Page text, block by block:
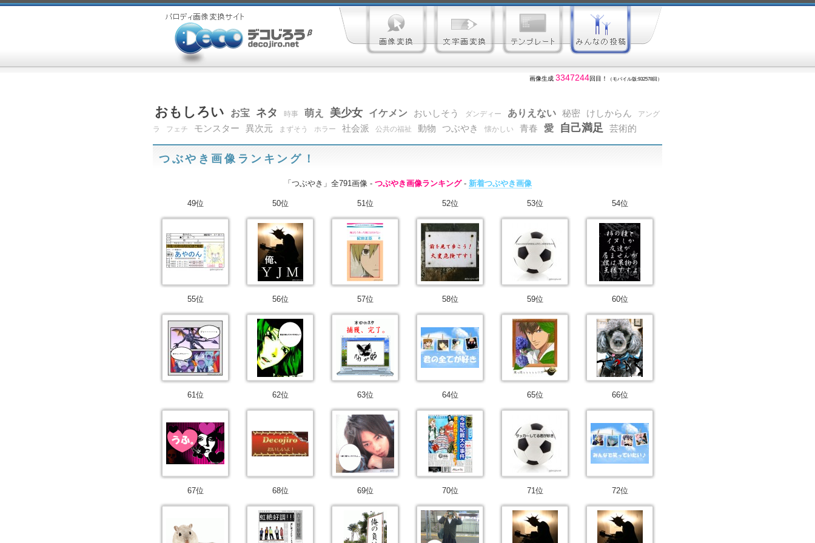
画像生成 3347244回目！ （モバイル版:932578回）
おもしろい お宝 ネタ 時事 萌え 美少女 イケメン おいしそう ダンディー ありえない 秘密 けしからん
アング
ラ
フェチ モンスター 異次元 まずそう ホラー 社会派 公共の福祉 動物 つぶやき 懐かしい 青春 愛 自己満足 芸術的
つぶやき画像ランキング！
「つぶやき」全791画像 - つぶやき画像ランキング- 新着つぶやき画像
49位 50位 51位 52位 53位 54位
55位 56位 57位 58位 59位 60位
61位 62位 63位 64位 65位 66位
67位 68位 69位 70位 71位 72位